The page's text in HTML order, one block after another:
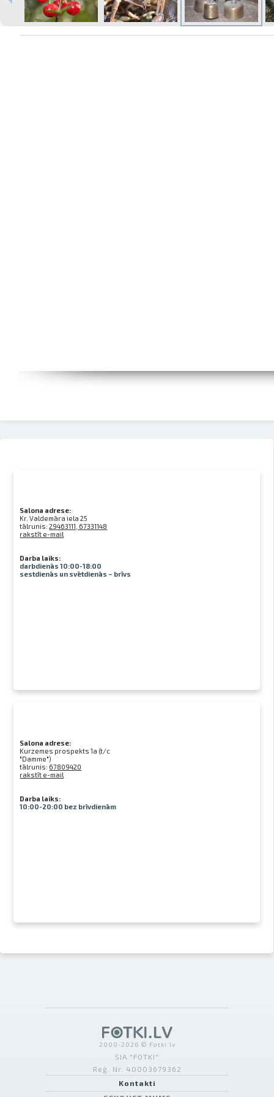
Izdrukas 1h laikā Rīgā – pasūtiet
Salona adrese:
Kr. Valdemāra iela 25
tālrunis:29463111, 67331148
rakstīt e-mail
Darba laiks:
darbdienās 10:00-18:00
sestdienās un svētdienās – brīvs
Salona adrese:
Kurzemes prospekts 1a (t/c
"Damme")
tālrunis: 67809420
rakstīt e-mail
Darba laiks:
10:00-20:00 bez brīvdienām
2000-2026 © Fotki.lv
SIA "FOTKI"
Reģ. Nr. 40003679362
Kontakti